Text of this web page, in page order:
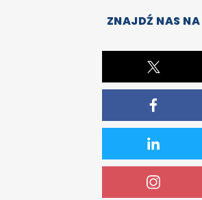
ZNAJDŹ NAS NA